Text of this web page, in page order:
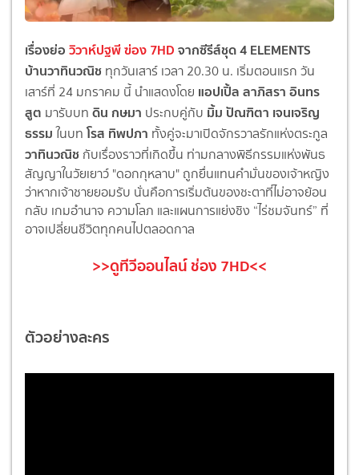
เรื่องย่อวิวาห์ปฐพี ฃ่อง 7HDจากซีรีส์ชุด 4 ELEMENTS
บ้านวาทินวณิช ทุกวันเสาร์ เวลา 20.30 น. เริ่มตอนแรก วัน
เสาร์ที่ 24 มกราคม นี้ นำแสดงโดย แอปเปิ้ล ลาภิสรา อินทร
สูต มารับบท ดิน กษมา ประกบคู่กับ มิ้ม ปัณฑิตา เจนเจริญ
ธรรมในบทโรส ทิพปภา ทั้งคู่จะมาเปิดจักรวาลรักแห่งตระกูล
วาทินวณิช กับเรื่องราวที่เกิดขึ้น ท่ามกลางพิธีกรรมแห่งพันธ
สัญญาในวัยเยาว์ "ดอกกุหลาบ" ถูกยื่นแทนคำมั่นของเจ้าหญิง
ว่าหากเจ้าชายยอมรับ นั่นคือการเริ่มต้นของชะตาที่ไม่อาจย้อน
กลับ เกมอำนาจ ความโลภ และแผนการแย่งชิง “ไร่ชมจันทร์” ที่
อาจเปลี่ยนชีวิตทุกคนไปตลอดกาล
>>ดูทีวีออนไลน์ ช่อง 7HD<<
ตัวอย่างละคร